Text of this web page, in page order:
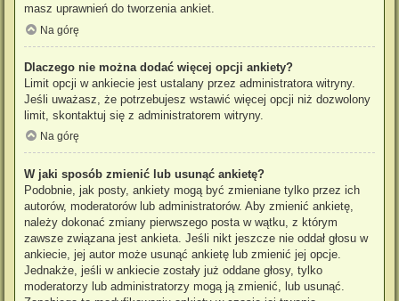
masz uprawnień do tworzenia ankiet.
Na górę
Dlaczego nie można dodać więcej opcji ankiety?
Limit opcji w ankiecie jest ustalany przez administratora witryny.
Jeśli uważasz, że potrzebujesz wstawić więcej opcji niż dozwolony
limit, skontaktuj się z administratorem witryny.
Na górę
W jaki sposób zmienić lub usunąć ankietę?
Podobnie, jak posty, ankiety mogą być zmieniane tylko przez ich
autorów, moderatorów lub administratorów. Aby zmienić ankietę,
należy dokonać zmiany pierwszego posta w wątku, z którym
zawsze związana jest ankieta. Jeśli nikt jeszcze nie oddał głosu w
ankiecie, jej autor może usunąć ankietę lub zmienić jej opcje.
Jednakże, jeśli w ankiecie zostały już oddane głosy, tylko
moderatorzy lub administratorzy mogą ją zmienić, lub usunąć.